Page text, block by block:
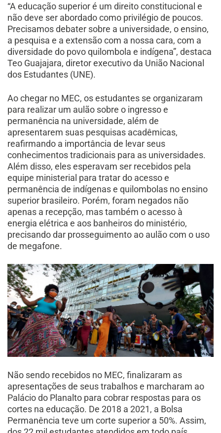
“A educação superior é um direito constitucional e
não deve ser abordado como privilégio de poucos.
Precisamos debater sobre a universidade, o ensino,
a pesquisa e a extensão com a nossa cara, com a
diversidade do povo quilombola e indígena”, destaca
Teo Guajajara, diretor executivo da União Nacional
dos Estudantes (UNE).
Ao chegar no MEC, os estudantes se organizaram
para realizar um aulão sobre o ingresso e
permanência na universidade, além de
apresentarem suas pesquisas acadêmicas,
reafirmando a importância de levar seus
conhecimentos tradicionais para as universidades.
Além disso, eles esperavam ser recebidos pela
equipe ministerial para tratar do acesso e
permanência de indígenas e quilombolas no ensino
superior brasileiro. Porém, foram negados não
apenas a recepção, mas também o acesso à
energia elétrica e aos banheiros do ministério,
precisando dar prosseguimento ao aulão com o uso
de megafone.
Não sendo recebidos no MEC, finalizaram as
apresentações de seus trabalhos e marcharam ao
Palácio do Planalto para cobrar respostas para os
cortes na educação. De 2018 a 2021, a Bolsa
Permanência teve um corte superior a 50%. Assim,